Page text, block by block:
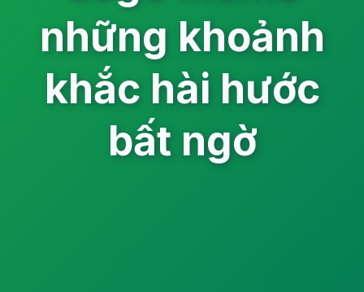
những khoảnh
khắc hài hước
bất ngờ